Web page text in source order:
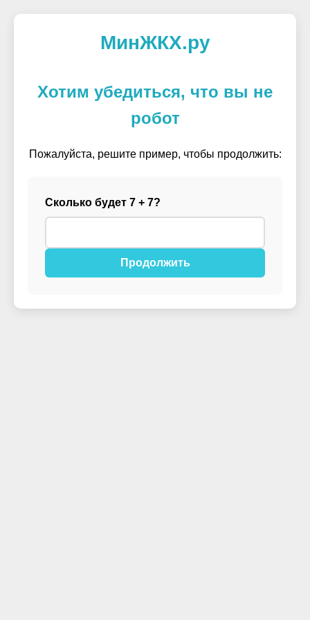
МинЖКХ.ру
Хотим убедиться, что вы не
робот
Пожалуйста, решите пример, чтобы продолжить:
Сколько будет 7 + 7?
Продолжить